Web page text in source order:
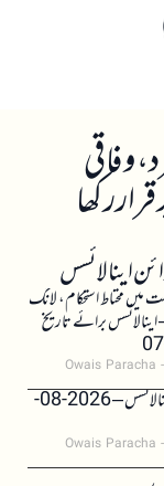
وفاقی
رکھا
اینالائسس
میں محتاط استحکام، لانگ
اینالائسس برائے تاریخ
Owais Paracha
ڈیلی کرپٹو نیوز اینالائسس – 2026-08-
Owais Paracha